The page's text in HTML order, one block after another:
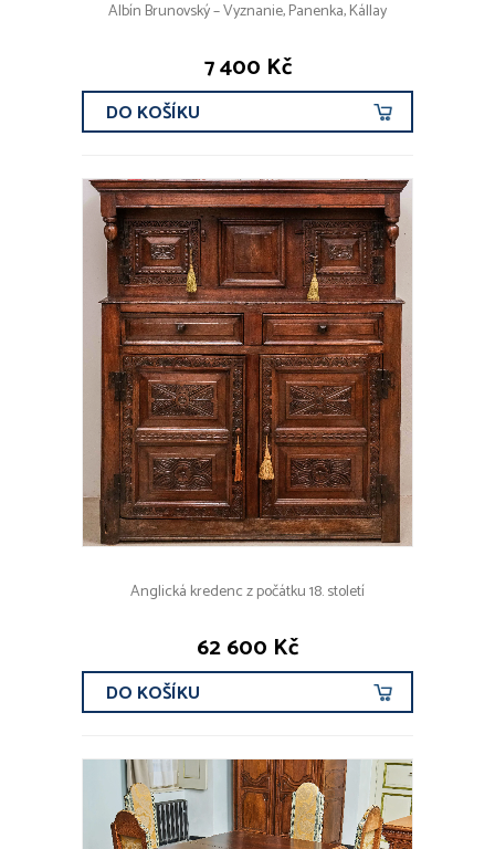
Albín Brunovský – Vyznanie, Panenka, Kállay
7 400 Kč
DO KOŠÍKU
Anglická kredenc z počátku 18. století
62 600 Kč
DO KOŠÍKU